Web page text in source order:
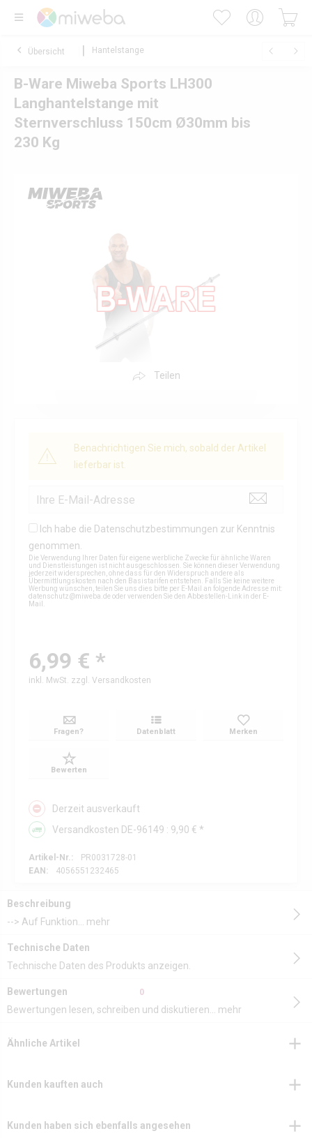
Übersicht Hantelstange
B-Ware Miweba Sports LH300
Langhantelstange mit
Sternverschluss 150cm Ø30mm bis
230 Kg
Teilen
Benachrichtigen Sie mich, sobald der Artikel
lieferbar ist.
Ich habe die Datenschutzbestimmungen zur Kenntnis
genommen.
Die Verwendung Ihrer Daten für eigene werbliche Zwecke für ähnliche Waren
und Dienstleistungen ist nicht ausgeschlossen. Sie können dieser Verwendung
jederzeit widersprechen, ohne dass für den Widerspruch andere als
Übermittlungskosten nach den Basistarifen entstehen. Falls Sie keine weitere
Werbung wünschen, teilen Sie uns dies bitte per E-Mail an folgende Adresse mit:
datenschutz@miweba.de oder verwenden Sie den Abbestellen-Link in der E-
Mail.
6,99 € *
inkl. MwSt. zzgl. Versandkosten
Fragen? Datenblatt Merken
Bewerten
Derzeit ausverkauft
Versandkosten DE-96149 : 9,90 € *
Artikel-Nr.:
PR0031728-01
EAN:
4056551232465
Beschreibung
--> Auf Funktion...
mehr
Technische Daten
Technische Daten des Produkts anzeigen.
Bewertungen 0
Bewertungen lesen, schreiben und diskutieren... mehr
Ähnliche Artikel
Kunden kauften auch
Kunden haben sich ebenfalls angesehen